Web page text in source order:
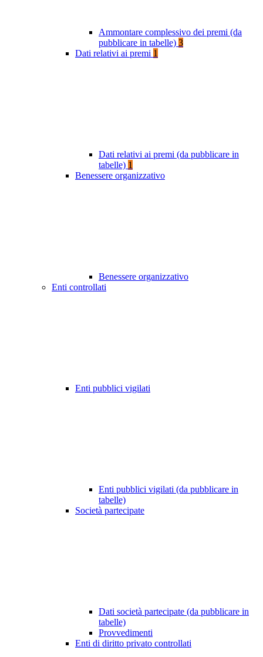
Ammontare complessivo dei premi (da
pubblicare in tabelle) 3
Dati relativi ai premi 1
Dati relativi ai premi (da pubblicare in
tabelle) 1
Benessere organizzativo
Benessere organizzativo
Enti controllati
Enti pubblici vigilati
Enti pubblici vigilati (da pubblicare in
tabelle)
Società partecipate
Dati società partecipate (da pubblicare in
tabelle)
Provvedimenti
Enti di diritto privato controllati